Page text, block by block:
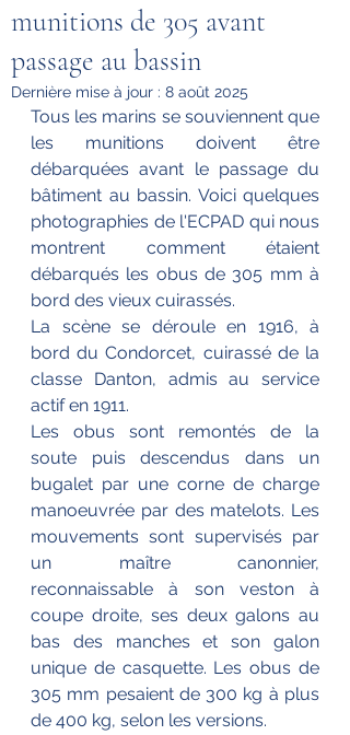
munitions de 305 avant
passage au bassin
Dernière mise à jour : 8 août 2025
Tous les marins se souviennent que
les munitions doivent être
débarquées avant le passage du
bâtiment au bassin. Voici quelques
photographies de l'ECPAD qui nous
montrent comment étaient
débarqués les obus de 305 mm à
bord des vieux cuirassés.
La scène se déroule en 1916, à
bord du Condorcet, cuirassé de la
classe Danton, admis au service
actif en 1911.
Les obus sont remontés de la
soute puis descendus dans un
bugalet par une corne de charge
manoeuvrée par des matelots. Les
mouvements sont supervisés par
un maître canonnier,
reconnaissable à son veston à
coupe droite, ses deux galons au
bas des manches et son galon
unique de casquette. Les obus de
305 mm pesaient de 300 kg à plus
de 400 kg, selon les versions.